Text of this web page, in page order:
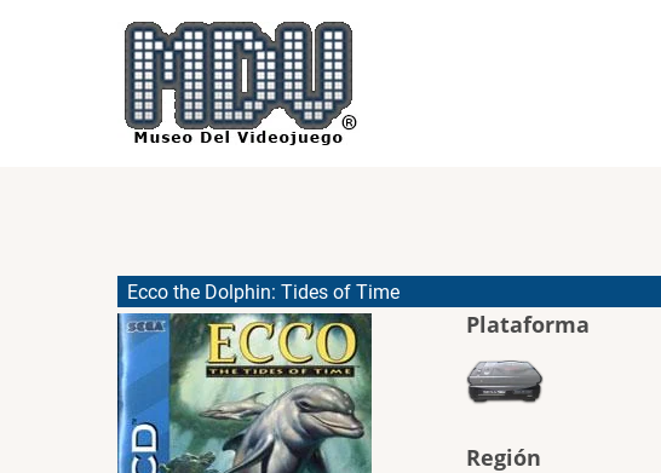
Ecco the Dolphin: Tides of Time
Plataforma
Región